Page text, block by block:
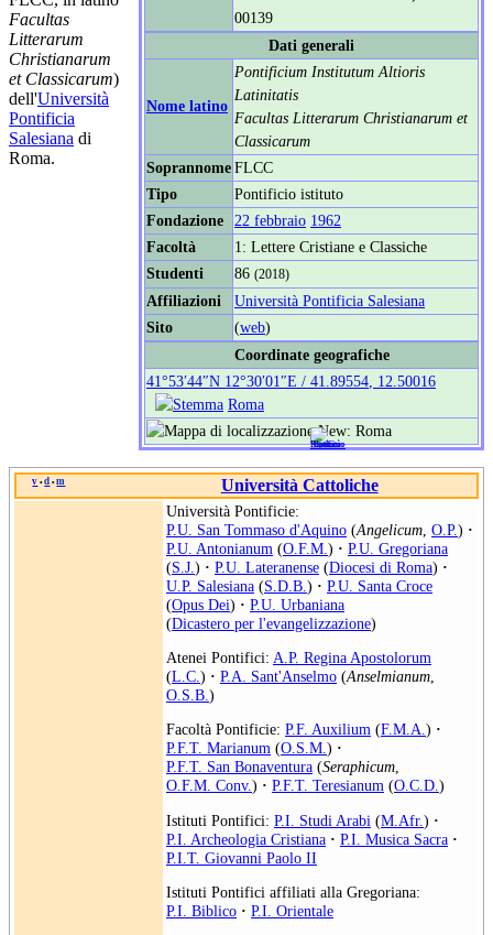
00139
Dati generali
Nome latino
Pontificium Institutum Altioris
Latinitatis
Facultas Litterarum Christianarum et
Classicarum
SoprannomeFLCC
Tipo
Pontificio istituto
Fondazione
22 febbraio 1962
Facoltà
1: Lettere Cristiane e Classiche
Studenti
86 (2018)
Affiliazioni
Università Pontificia Salesiana
Sito
(web)
Coordinate geografiche
41°53′44″N 12°30′01″E / 41.89554, 12.50016
Roma
Facultas
Litterarum
Christianarum
et Classicarum)
dell'Università
Pontificia
Salesiana di
Roma.
v • d • m Università Cattoliche
Università Pontificie:
P.U. San Tommaso d'Aquino (Angelicum O.P.) ·
P.U. Antonianum (O.F.M. ) · P.U. Gregoriana
(S.J. ) · P.U. Lateranense (Diocesi di Roma) ·
U.P. Salesiana (S.D.B. ) · P.U. Santa Croce
(Opus Dei) · P.U. Urbaniana
(Dicastero per l'evangelizzazione)
Atenei Pontifici: A.P. Regina Apostolorum
(L.C. ) · P.A. Sant'Anselmo (Anselmianum
O.S.B. )
Facoltà Pontificie: P.F. Auxilium (F.M.A.) ·
P.F.T. Marianum (O.S.M.) ·
P.F.T. San Bonaventura (Seraphicum,
O.F.M. Conv.) · P.F.T. Teresianum (O.C.D.)
Istituti Pontifici: P.I. Studi Arabi (M.Afr.) ·
P.I. Archeologia Cristiana · P.I. Musica Sacra ·
P.I.T. Giovanni Paolo II
Istituti Pontifici affiliati alla Gregoriana:
P.I. Biblico · P.I. Orientale